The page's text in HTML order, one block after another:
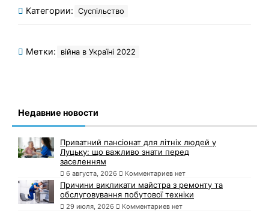
Категории: Суспільство
Метки: війна в Україні 2022
Недавние новости
Приватний пансіонат для літніх людей у
Луцьку: що важливо знати перед
заселенням
6 августа, 2026 Комментариев нет
Причини викликати майстра з ремонту та
обслуговування побутової техніки
29 июля, 2026 Комментариев нет